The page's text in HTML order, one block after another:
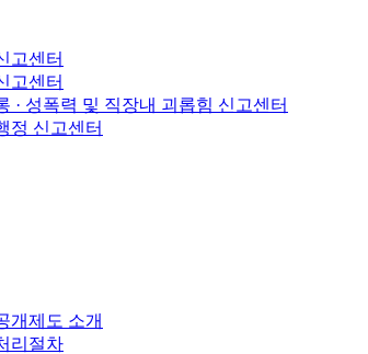
고센터
고센터
· 성폭력 및 직장내 괴롭힘 신고센터
정 신고센터
개제도 소개
리절차